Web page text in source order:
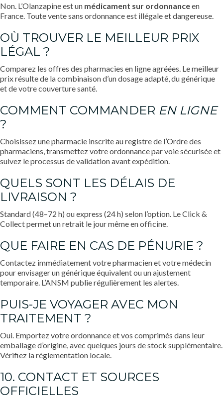
Non. L’Olanzapine est un médicament sur ordonnanceen
France. Toute vente sans ordonnance est illégale et dangereuse.
OÙ TROUVER LE MEILLEUR PRIX
LÉGAL ?
Comparez les offres des pharmacies en ligne agréées. Le meilleur
prix résulte de la combinaison d’un dosage adapté, du générique
et de votre couverture santé.
COMMENT COMMANDER EN LIGNE
?
Choisissez une pharmacie inscrite au registre de l’Ordre des
pharmaciens, transmettez votre ordonnance par voie sécurisée et
suivez le processus de validation avant expédition.
QUELS SONT LES DÉLAIS DE
LIVRAISON ?
Standard (48–72 h) ou express (24 h) selon l’option. Le Click &
Collect permet un retrait le jour même en officine.
QUE FAIRE EN CAS DE PÉNURIE ?
Contactez immédiatement votre pharmacien et votre médecin
pour envisager un générique équivalent ou un ajustement
temporaire. L’ANSM publie régulièrement les alertes.
PUIS-JE VOYAGER AVEC MON
TRAITEMENT ?
Oui. Emportez votre ordonnance et vos comprimés dans leur
emballage d’origine, avec quelques jours de stock supplémentaire.
Vérifiez la réglementation locale.
10. CONTACT ET SOURCES
OFFICIELLES